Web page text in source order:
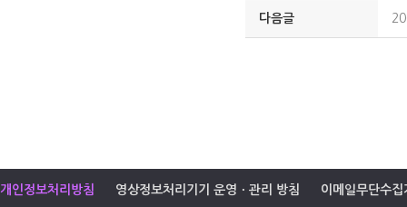
다음글
개인정보처리방침 영상정보처리기기 운영ㆍ관리 방침 이메일무단수집